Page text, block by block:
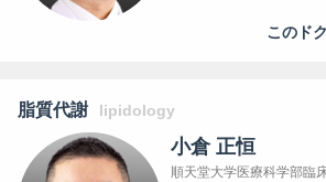
このド
脂質代謝 lipidology
小倉 正恒
順天堂大学医療科学部臨